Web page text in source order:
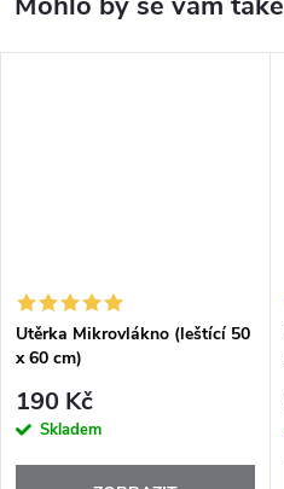
Utěrka Mikrovlákno (leštící 50
x 60 cm)
190 Kč
Skladem